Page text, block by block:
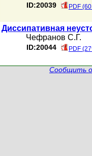
ID:20039 PDF
Диссипативная
Чефранов С.Г.
ID:20044 PDF
Сообщить о